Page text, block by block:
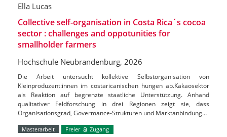
Ella Lucas
Collective self-organisation in Costa Rica´s cocoa
sector : challenges and oppotunities for
smallholder farmers
Hochschule Neubrandenburg, 2026
Die Arbeit untersucht kollektive Selbstorganisation von
Kleinproduzent:innen im costaricanischen hungen ab.Kakaosektor
als Reaktion auf begrenzte staatliche Unterstützung. Anhand
qualitativer Feldforschung in drei Regionen zeigt sie, dass
Organisationsgrad, Govermance-Strukturen und Marktanbindung…
Masterarbeit Freier Zugang